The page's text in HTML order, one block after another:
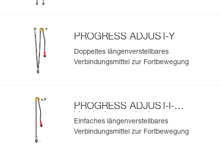
PROGRESS ADJUST-Y
Doppeltes längenverstellbares
Verbindungsmittel zur Fortbewegung
PROGRESS ADJUST-I-
Verbindungsmittel zur
Fortbewegung
Einfaches längenverstellbares
Verbindungsmittel zur Fortbewegung